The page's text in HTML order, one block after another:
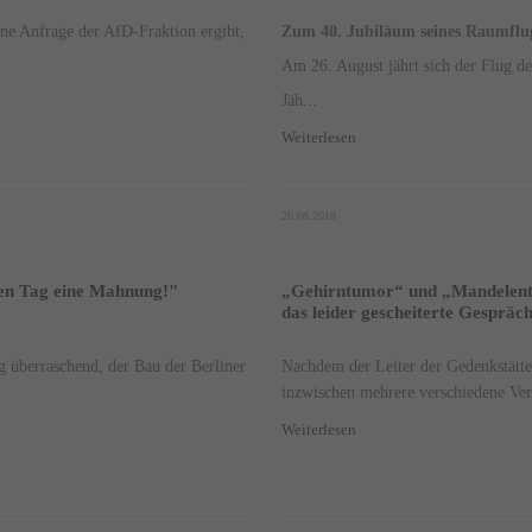
Anfrage der AfD-Fraktion ergibt,
Zum 40. Jubiläum seines
Am 26. August jährt sich der Flug
Jäh...
Weiterlesen
Tag eine Mahnung!"
der Bau der Berliner
„Gehirntumor“ und
das leider gescheiterte
Nachdem der Leiter der
inzwischen mehrere verschiedene
Weiterlesen